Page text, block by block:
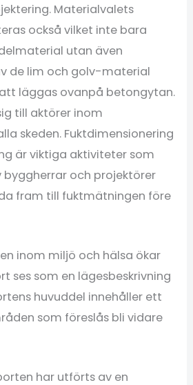
Materialvalets
också vilket inte bara
utan även
de lim och golv-material
läggas ovanpå betongytan.
till aktörer inom
skeden. Fuktdimensionering
är viktiga aktiviteter som
byggherrar och projektörer
fram till fuktmätningen före
inom miljö och hälsa ökar
ses som en lägesbeskrivning
huvuddel innehåller ett
som föreslås bli vidare
har utförts av en